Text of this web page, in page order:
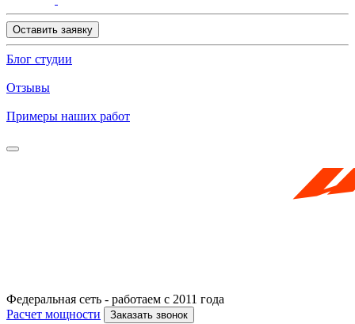
Оставить заявку
Блог студии
Отзывы
Примеры наших работ
Федеральная сеть - работаем с 2011 года
Расчет мощности
Заказать звонок